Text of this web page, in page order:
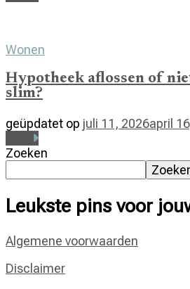
Wonen
Hypotheek aflossen of
slim?
geüpdatet op juli 11, 2026april
Zoeken
Leukste pins voor
Algemene voorwaarden
Disclaimer